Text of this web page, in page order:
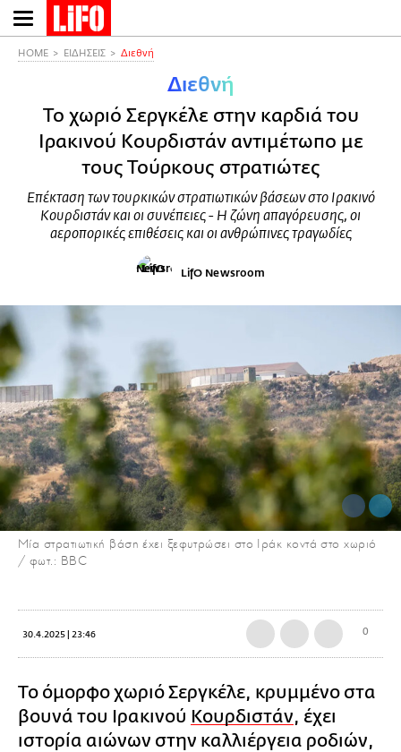
Παράκαμψη
προς
HOME ΕΙΔΗΣΕΙΣ Διεθνή
Διεθνή
Το χωριό Σεργκέλε στην καρδιά του
Ιρακινού Κουρδιστάν αντιμέτωπο με
τους Τούρκους στρατιώτες
Eπέκταση των τουρκικών στρατιωτικών βάσεων στο Ιρακινό
Κουρδιστάν και οι συνέπειες - Η ζώνη απαγόρευσης, οι
αεροπορικές επιθέσεις και οι ανθρώπινες τραγωδίες
LifO Newsroom
Μία στρατιωτική βάση έχει ξεφυτρώσει στο Ιράκ κοντά στο χωριό
/ φωτ.: BBC
30.4.2025 | 23:46 0
Το όμορφο χωριό Σεργκέλε, κρυμμένο στα
βουνά του Ιρακινού Κουρδιστάν, έχει
ιστορία αιώνων στην καλλιέργεια ροδιών,